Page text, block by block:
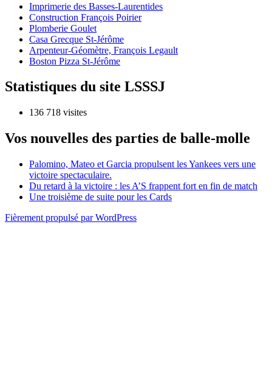
Imprimerie des Basses-Laurentides
Construction François Poirier
Plomberie Goulet
Casa Grecque St-Jérôme
Arpenteur-Géomètre, François Legault
Boston Pizza St-Jérôme
Statistiques du site LSSSJ
136 718 visites
Vos nouvelles des parties de balle-molle
Palomino, Mateo et Garcia propulsent les Yankees vers une
victoire spectaculaire.
Du retard à la victoire : les A’S frappent fort en fin de match
Une troisième de suite pour les Cards
Fièrement propulsé par WordPress